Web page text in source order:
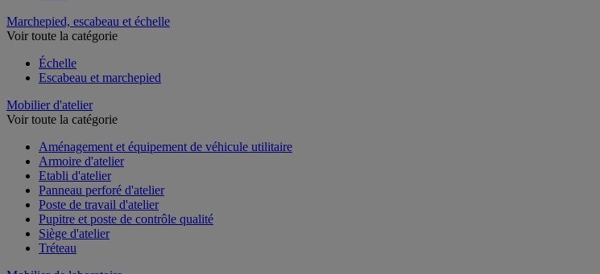
Marchepied, escabeau et échelle
Échelle
Mobilier d'atelier
Aménagement et équipement de véhicule utilitaire
Armoire d'atelier
Etabli d'atelier
Panneau perforé d'atelier
Poste de travail d'atelier
Pupitre et poste de contrôle qualité
Siège d'atelier